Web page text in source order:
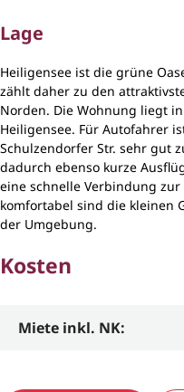
Lage
Heiligensee ist die grüne
zählt daher zu den
Norden. Die Wohnung liegt
Heiligensee. Für Autofahrer
Schulzendorfer Str. sehr gut
dadurch ebenso kurze
eine schnelle Verbindung zur
komfortabel sind die kleinen
der Umgebung.
Kosten
Miete inkl. NK: